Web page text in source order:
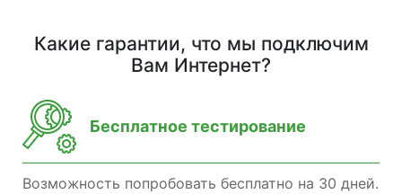
Какие гарантии, что мы подключим
Вам Интернет?
Бесплатное тестирование
Возможность попробовать бесплатно на 30 дней.